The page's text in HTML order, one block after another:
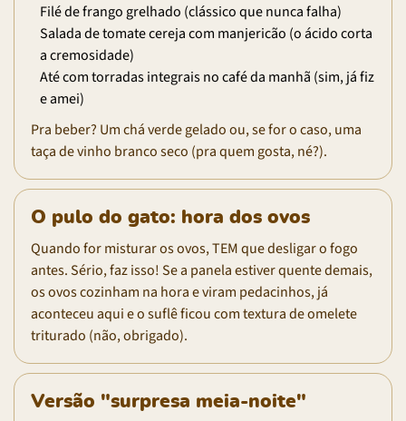
Filé de frango grelhado (clássico que nunca falha)
Salada de tomate cereja com manjericão (o ácido corta
a cremosidade)
Até com torradas integrais no café da manhã (sim, já fiz
e amei)
Pra beber? Um chá verde gelado ou, se for o caso, uma
taça de vinho branco seco (pra quem gosta, né?).
O pulo do gato: hora dos ovos
Quando for misturar os ovos, TEM que desligar o fogo
antes. Sério, faz isso! Se a panela estiver quente demais,
os ovos cozinham na hora e viram pedacinhos, já
aconteceu aqui e o suflê ficou com textura de omelete
triturado (não, obrigado).
Versão "surpresa meia-noite"